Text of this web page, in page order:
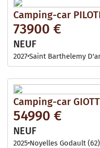
Camping-car
73900 €
NEUF
2027Saint Barthelemy
Camping-car
54990 €
NEUF
2025 Noyelles Godault (62)